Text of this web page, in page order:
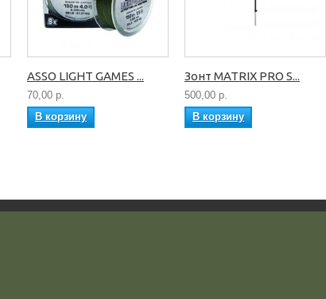
ASSO LIGHT GAMES ...
70,00 р.
В корзину
Зонт MATRIX PRO S...
500,00 р.
В корзину